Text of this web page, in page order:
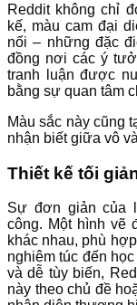
Reddit không chỉ
kế, màu cam đại
nối – những đặc
đồng nơi các ý
tranh luận được
bằng sự quan tâm
Màu sắc này cũng
nhận biết giữa vô
Thiết kế tối
Sự đơn giản của
công. Một hình vẽ
khác nhau, phù
nghiêm túc đến
và dễ tùy biến,
này theo chủ đề